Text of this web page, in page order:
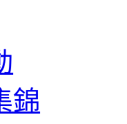
錦